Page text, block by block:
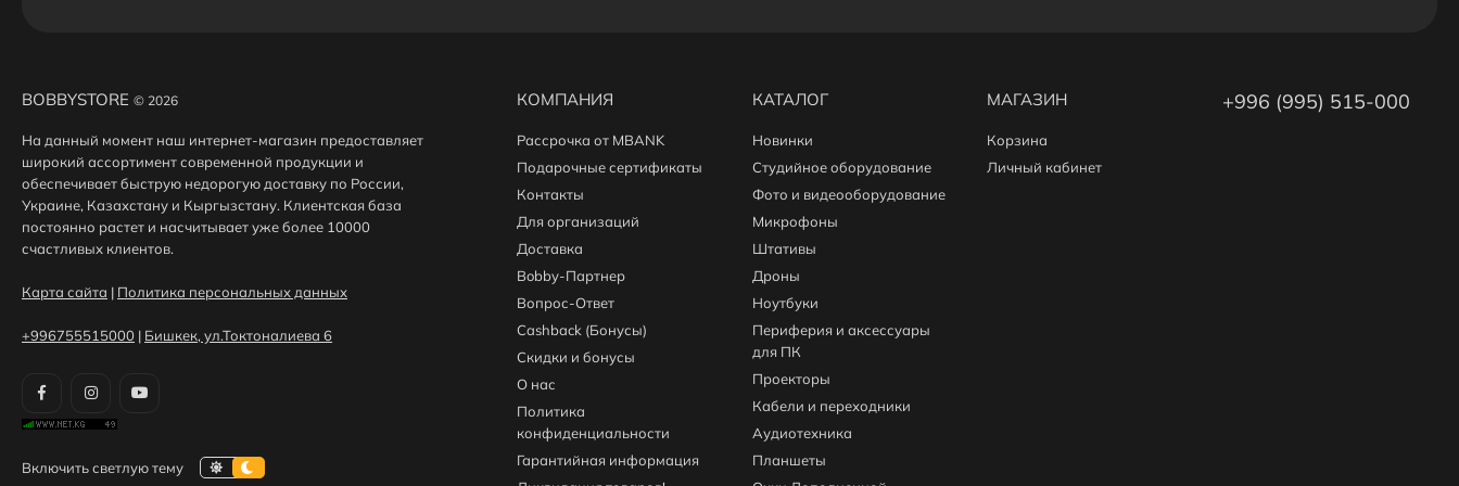
BOBBYSTORE © 2026
На данный момент наш интернет-магазин предоставляет
широкий ассортимент современной продукции и
обеспечивает быструю недорогую доставку по России,
Украине, Казахстану и Кыргызстану. Клиентская база
постоянно растет и насчитывает уже более 10000
счастливых клиентов.
Карта сайта | Политика персональных данных
+996755515000 | Бишкек, ул.Токтоналиева 6
КОМПАНИЯ
Рассрочка от MBANK
Подарочные сертификаты
Контакты
Для организаций
Доставка
Bobby-Партнер
Вопрос-Ответ
Cashback (Бонусы)
Скидки и бонусы
О нас
Политика
конфиденциальности
Гарантийная информация
КАТАЛОГ
Новинки
Студийное оборудование
Фото и видеооборудование
Микрофоны
Штативы
Дроны
Ноутбуки
Периферия и аксессуары
для ПК
Проекторы
Кабели и переходники
Аудиотехника
Планшеты
МАГАЗИН
Корзина
Личный кабинет
+996 (995) 515-000